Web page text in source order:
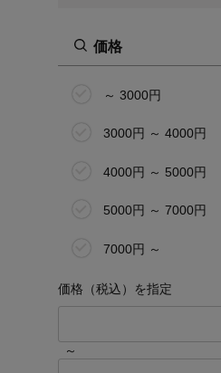
価格
～ 3000円
3000円 ～ 4000円
4000円 ～ 5000円
5000円 ～ 7000円
7000円 ～
価格（税込）を指定
～